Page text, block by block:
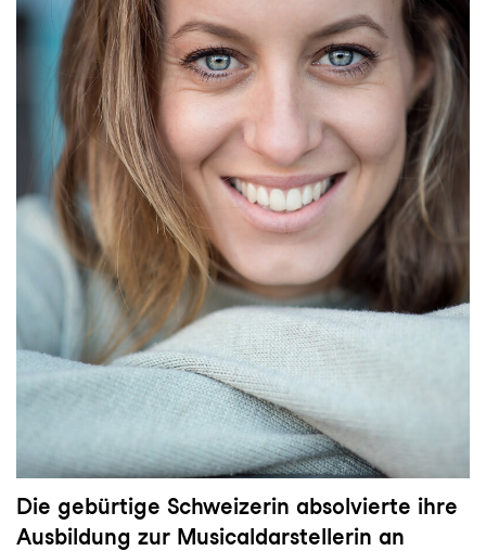
Die gebürtige Schweizerin absolvierte ihre
Ausbildung zur Musicaldarstellerin an